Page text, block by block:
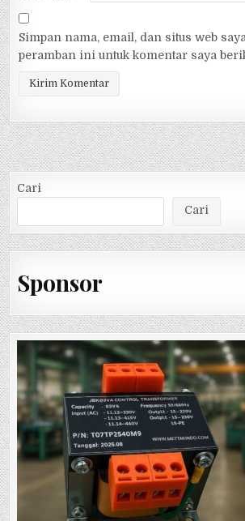
Simpan nama, email, dan situs web
peramban ini untuk komentar saya
Cari
Cari
Sponsor